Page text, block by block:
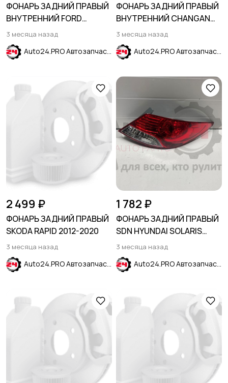
ФОНАРЬ ЗАДНИЙ ПРАВЫЙ
ВНУТРЕННИЙ FORD
ECOSPORT 2013-2023
3 месяца назад
Auto24.PRO Автозапчасти
ФОНАРЬ ЗАДНИЙ ПРАВЫЙ
ВНУТРЕННИЙ CHANGAN
ALSVIN 2018-
3 месяца назад
Auto24.PRO Автозапчасти
2 499 ₽
ФОНАРЬ ЗАДНИЙ ПРАВЫЙ
SKODA RAPID 2012-2020
3 месяца назад
Auto24.PRO Автозапчасти
1 782 ₽
ФОНАРЬ ЗАДНИЙ ПРАВЫЙ
SDN HYUNDAI SOLARIS
2011-2014
3 месяца назад
Auto24.PRO Автозапчасти